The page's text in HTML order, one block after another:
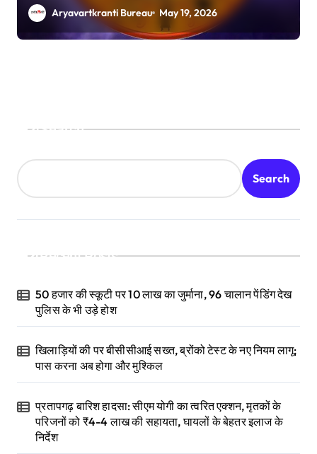
Aryavartkranti Bureau May 19, 2026
Search
Search
Recent Posts
50 हजार की स्कूटी पर 10 लाख का जुर्माना, 96 चालान पेंडिंग देख
पुलिस के भी उड़े होश
खिलाड़ियों की पर बीसीसीआई सख्त, ब्रोंको टेस्ट के नए नियम लागू;
पास करना अब होगा और मुश्किल
प्रतापगढ़ बारिश हादसा: सीएम योगी का त्वरित एक्शन, मृतकों के
परिजनों को ₹4-4 लाख की सहायता, घायलों के बेहतर इलाज के
निर्देश